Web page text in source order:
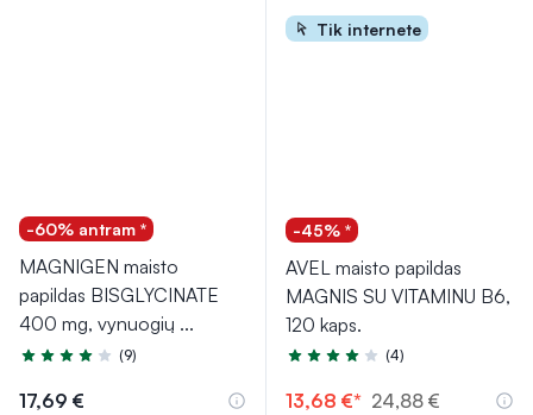
-60% antram *
MAGNIGEN maisto
papildas BISGLYCINATE
400 mg, vynuogių ...
Įvertinimas 4.4 iš 5
(9)
17,69 €
Tik internete
-45% *
AVEL maisto papildas
MAGNIS SU VITAMINU B6,
120 kaps.
Įvertinimas 4.3 iš 5
(4)
13,68 €* 24,88 €